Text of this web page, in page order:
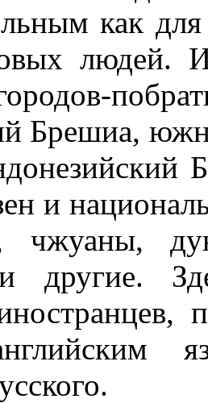
как
людей.
Брешиа,
и
чжуаны,
другие.